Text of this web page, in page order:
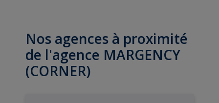
Nos agences à proximité
de l'agence MARGENCY
(CORNER)